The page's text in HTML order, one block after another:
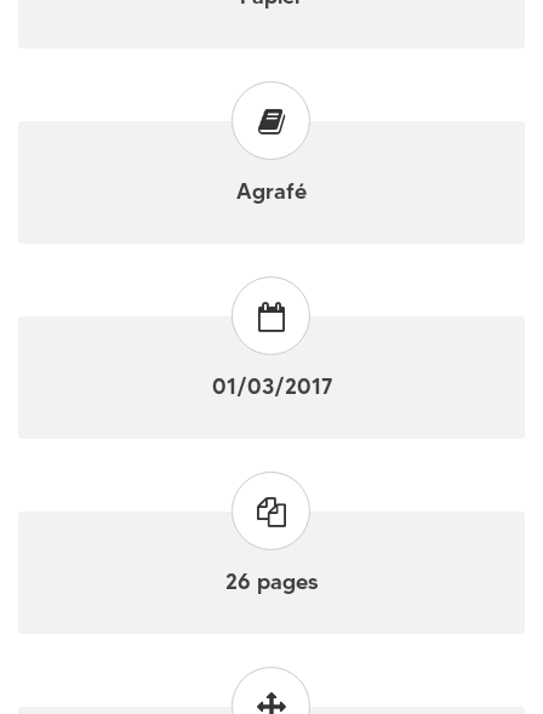
Agrafé
01/03/2017
26 pages